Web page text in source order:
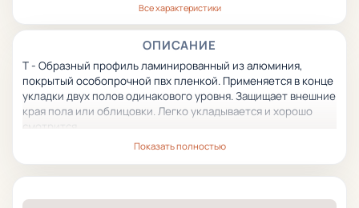
Все характеристики
ОПИСАНИЕ
Т - Образный профиль ламинированный из алюминия,
покрытый особопрочной пвх пленкой. Применяется в конце
укладки двух полов одинакового уровня. Защищает внешние
края пола или облицовки. Легко укладывается и хорошо
смотрится.
Показать полностью